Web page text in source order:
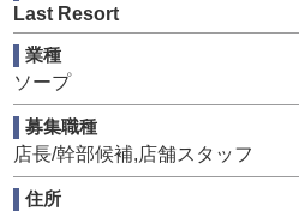
長く安心して働き続けることが
になれば転職回数も減るので、
して良かったなと思っていただ
最近では家族がいるので休みを
い、結婚予定なので安定して働
社が増えています。
有給休暇も取得できるので、趣
Last Resort
業種
ソープ
募集職種
店長/幹部候補,店舗スタッフ
住所